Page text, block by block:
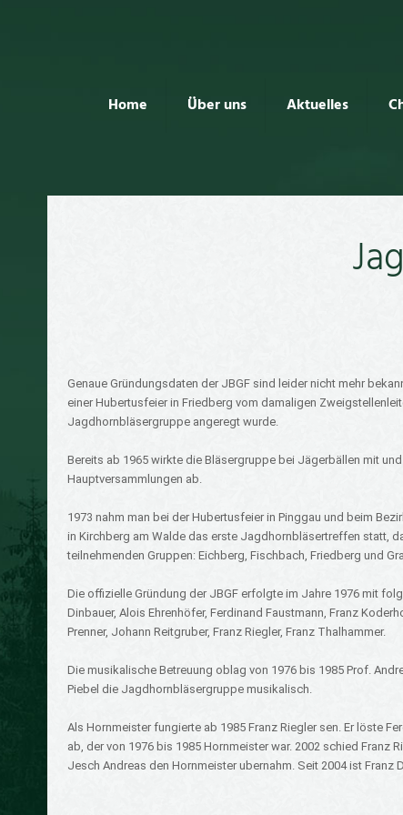
Home Über uns Aktuelles
Genaue Gründungsdaten der JBGF sind leider nicht mehr
einer Hubertusfeier in Friedberg vom damaligen
Jagdhornbläsergruppe angeregt wurde.
Bereits ab 1965 wirkte die Bläsergruppe bei Jägerbällen mit
Hauptversammlungen ab.
1973 nahm man bei der Hubertusfeier in Pinggau und beim
in Kirchberg am Walde das erste Jagdhornbläsertreffen statt,
teilnehmenden Gruppen: Eichberg, Fischbach, Friedberg und
Die offizielle Gründung der JBGF erfolgte im Jahre 1976 mit
Dinbauer, Alois Ehrenhöfer, Ferdinand Faustmann, Franz
Prenner, Johann Reitgruber, Franz Riegler, Franz Thalhammer.
Die musikalische Betreuung oblag von 1976 bis 1985 Prof.
Piebel die Jagdhornbläsergruppe musikalisch.
Als Hornmeister fungierte ab 1985 Franz Riegler sen. Er löste
ab, der von 1976 bis 1985 Hornmeister war. 2002 schied Franz
Jesch Andreas den Hornmeister ubernahm. Seit 2004 ist Franz